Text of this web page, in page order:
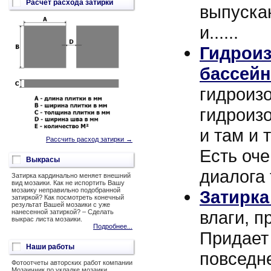
и......
и там и
Есть
диалога
влаги,
Придает
Расчет расхода затирки
Рассчить расход затирки →
Выкрасы
Затирка кардинально меняет внешний
вид мозаики. Как не испортить Вашу
мозаику неправильно подобранной
затиркой? Как посмотреть конечный
результат Вашей мозаики с уже
нанесенной затиркой? – Сделать
выкрас листа мозаики.
Подробнее...
Наши работы
Фотоотчеты авторских работ компании